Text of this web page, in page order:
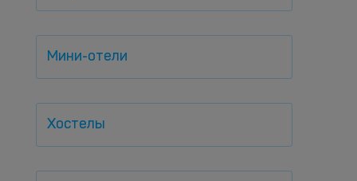
Мини-отели
Хостелы